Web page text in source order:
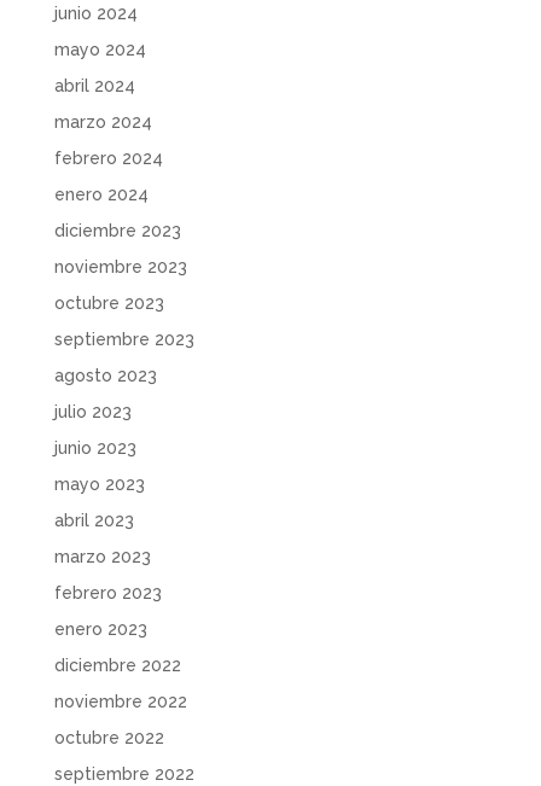
junio 2024
mayo 2024
abril 2024
marzo 2024
febrero 2024
enero 2024
diciembre 2023
noviembre 2023
octubre 2023
septiembre 2023
agosto 2023
julio 2023
junio 2023
mayo 2023
abril 2023
marzo 2023
febrero 2023
enero 2023
diciembre 2022
noviembre 2022
octubre 2022
septiembre 2022